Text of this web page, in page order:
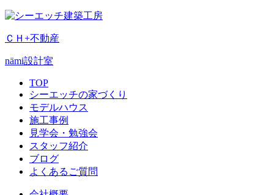
ＣＨ+不動産
nämi設計室
TOP
シーエッチの家づくり
モデルハウス
施工事例
見学会・勉強会
スタッフ紹介
ブログ
よくあるご質問